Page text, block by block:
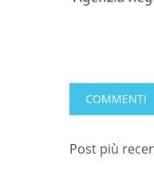
COMMENTI
Post più